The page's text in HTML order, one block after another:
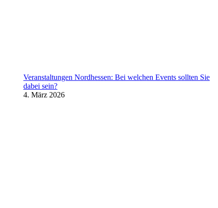
Veranstaltungen Nordhessen: Bei welchen Events sollten Sie
dabei sein?
4. März 2026